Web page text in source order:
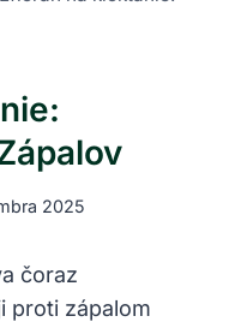
2025
čoraz
proti zápalom